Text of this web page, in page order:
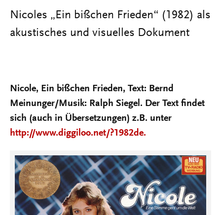
Nicoles „Ein bißchen Frieden“ (1982) als
akustisches und visuelles Dokument
Nicole, Ein bißchen Frieden, Text: Bernd
Meinunger/Musik: Ralph Siegel. Der Text findet
sich (auch in Übersetzungen) z.B. unter
http://www.diggiloo.net/?1982de.